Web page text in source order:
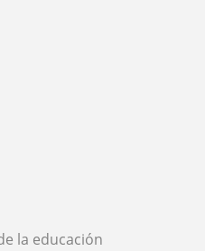
la educación